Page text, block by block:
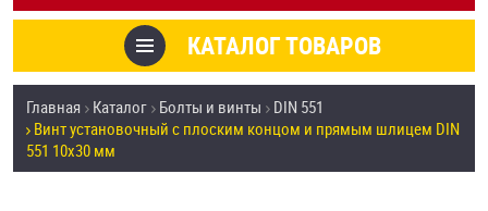
ОТЗЫВЫ
УСЛУГИ
СКИДКИ
КАТАЛОГ ТОВАРОВ
Товары со скидкой
Анкеры
Главная Каталог Болты и винты
DIN 551
Винт установочный с плоским концом и прямым шлицем DIN
551 10х30 мм